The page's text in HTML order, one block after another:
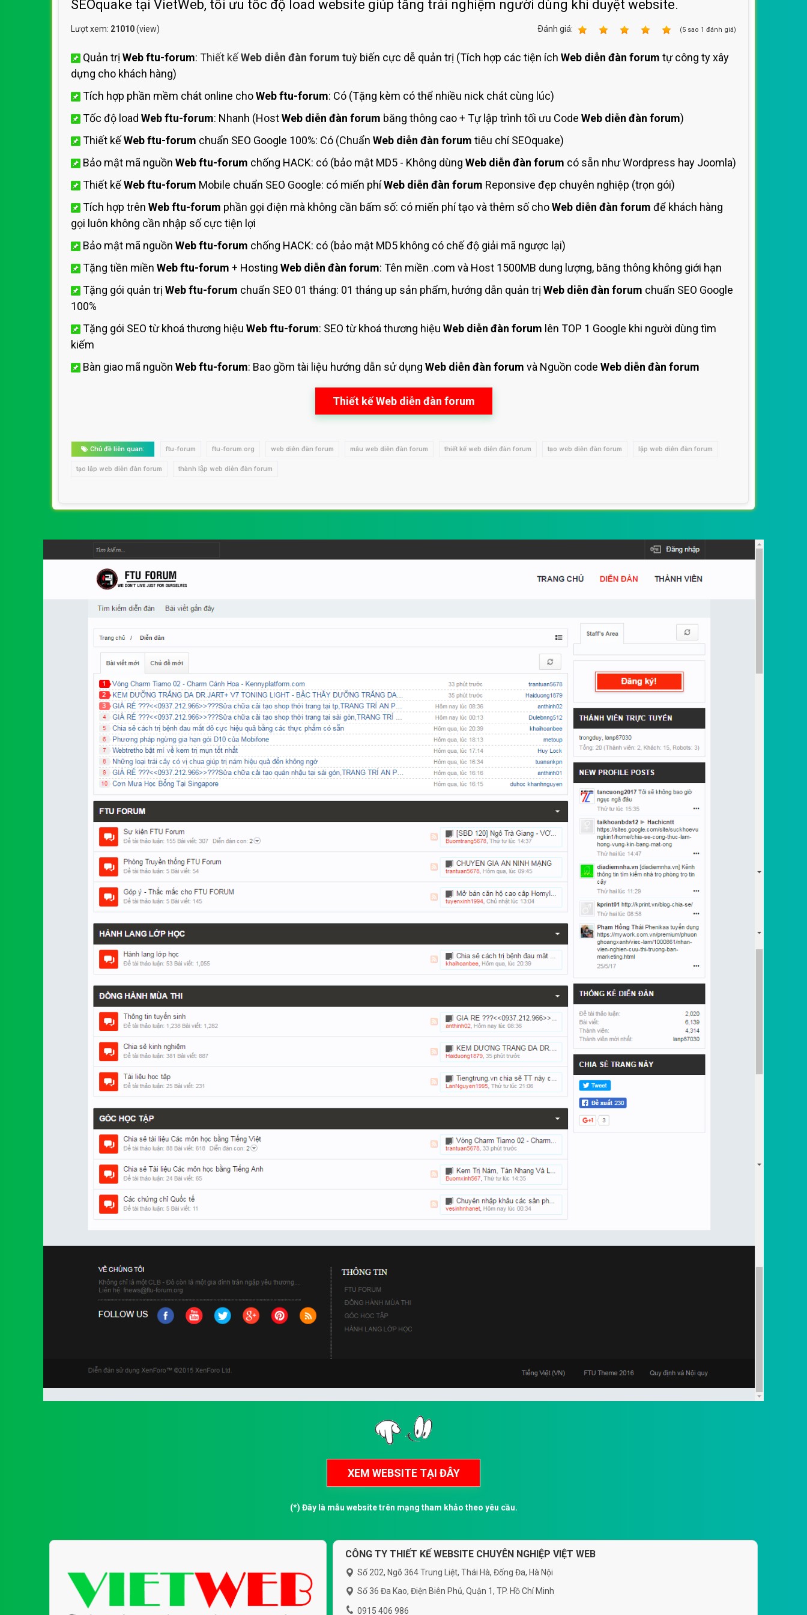
Bảng giá quản trị Website
SEOquake tại VietWeb, tối ưu tốc độ load website giúp tăng trải nghiệm người dùng khi duyệt website.
Lượt xem: 21010(view) Ðánh giá: (5 sao 1 đánh giá)
Quản trị Web ftu-forum: Thiết kếWeb diễn đàn forum tuỳ biến cực dễ quản trị (Tích hợp các tiện ích Web diễn đàn forum tự công ty xây
dựng cho khách hàng)
Tích hợp phần mềm chát online choWeb ftu-forum: Có (Tặng kèm có thể nhiều nick chát cùng lúc)
Tốc độ load Web ftu-forum: Nhanh (HostWeb diễn đàn forum băng thông cao + Tự lập trình tối ưu Code Web diễn đàn forum)
Thiết kếWeb ftu-forum chuẩn SEO Google 100%: Có (Chuẩn Web diễn đàn forum tiêu chí SEOquake)
Bảo mật mã nguồn Web ftu-forum chống HACK: có (bảo mật MD5 - Không dùng Web diễn đàn forum có sẵn như Wordpress hay Joomla)
Thiết kếWeb ftu-forum Mobile chuẩn SEO Google: có miến phíWeb diễn đàn forum Reponsive đẹp chuyên nghiệp (trọn gói)
Tích hợp trên Web ftu-forum phần gọi điện mà không cần bấm số: có miến phí tạo và thêm số choWeb diễn đàn forum để khách hàng
gọi luôn không cần nhập số cực tiện lợi
Bảo mật mã nguồn Web ftu-forum chống HACK: có (bảo mật MD5 không có chế độ giải mã ngược lại)
Tặng tiền miền Web ftu-forum + Hosting Web diễn đàn forum: Tên miền .com và Host 1500MB dung lượng, băng thông không giới hạn
Tặng gói quản trị Web ftu-forum chuẩn SEO 01 tháng: 01 tháng up sản phẩm, hướng dẫn quản trị Web diễn đàn forum chuẩn SEO Google
100%
Tặng gói SEO từ khoá thương hiệu Web ftu-forum: SEO từ khoá thương hiệu Web diễn đàn forum lên TOP 1 Google khi người dùng tìm
kiếm
Bàn giao mã nguồn Web ftu-forum: Bao gồm tài liệu hướng dẫn sử dụng Web diễn đàn forum và Nguồn code Web diễn đàn forum
Thiết kế Web diễn đàn forum
Chủ đề liên quan: ftu-forum ftu-forum.org web diễn đàn forum mẫu web diễn đàn forum thiết kế web diễn đàn forum tạo web diễn đàn forum lập web diễn đàn forum
tạo lập web diễn đàn forum thành lập web diễn đàn forum
(*) Đây là mẫu website trên mạng tham khảo theo yêu cầu.
CÔNG TY THIẾT KẾ WEBSITE CHUYÊN NGHIỆP VIỆT WEB
Số 202, Ngõ 364 Trung Liệt, Thái Hà, Đống Đa, Hà Nội
Số 36 Đa Kao, Điện Biên Phủ, Quận 1, TP. Hồ Chí Minh
0915 406 986